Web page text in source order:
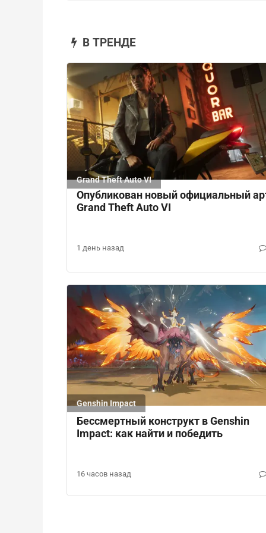
В ТРЕНДЕ
Grand Theft Auto VI
Опубликован новый официальный
Grand Theft Auto VI
1 день назад
Genshin Impact
Бессмертный конструкт в Genshin
Impact: как найти и победить
16 часов назад